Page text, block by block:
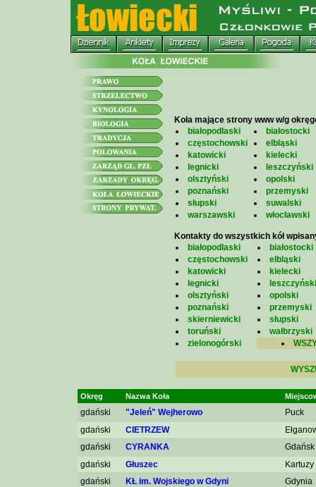
Koła mające strony www w/g
białopodlaski
białostocki
częstochowski
elbląski
katowicki
kielecki
legnicki
leszczyński
olsztyński
opolski
poznański
przemyski
słupski
suwalski
warszawski
włocławski
Kontakty do wszystkich kół
białopodlaski
białostocki
częstochowski
elbląski
katowicki
kielecki
legnicki
leszczyński
olsztyński
opolski
poznański
przemyski
skierniewicki
słupski
toruński
wałbrzyski
zielonogórski
Okręg Nazwa Koła
gdański "Jeleń" Wejherowo
Puck
gdański
CIETRZEW
gdański
CYRANKA
Gdańsk
gdański
Głuszec
Kartuzy
gdański
KŁ im. Wojskiego w Gdyni
Gdynia